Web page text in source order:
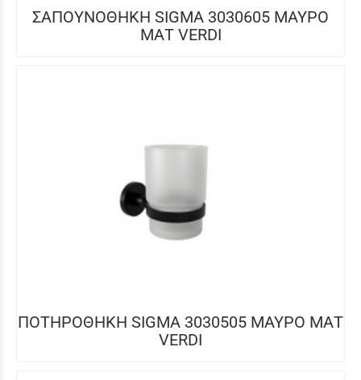
ΣΑΠΟΥΝΟΘΗΚΗ SIGMA 3030605 ΜΑΥΡΟ
ΜΑΤ VERDI
ΠΟΤΗΡΟΘΗΚΗ SIGMA 3030505 ΜΑΥΡΟ ΜΑΤ
VERDI